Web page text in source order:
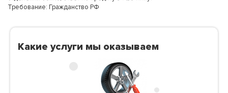
Требование: Гражданство РФ
Какие услуги мы оказываем